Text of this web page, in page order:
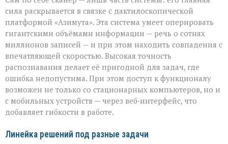
сила раскрывается в связке с дактилоскопической
платформой «Азимута». Эта система умеет оперировать
гигантскими объёмами информации — речь о сотнях
миллионов записей — и при этом находить совпадения с
впечатляющей скоростью. Высокая точность
распознавания делает её пригодной для задач, где
ошибка недопустима. При этом доступ к функционалу
возможен не только со стационарных компьютеров, но и
с мобильных устройств — через веб‑интерфейс, что
добавляет гибкости в работе.
Линейка решений под разные задачи